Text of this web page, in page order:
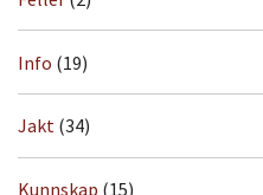
Info (19)
Jakt (34)
Kunnskap (15)